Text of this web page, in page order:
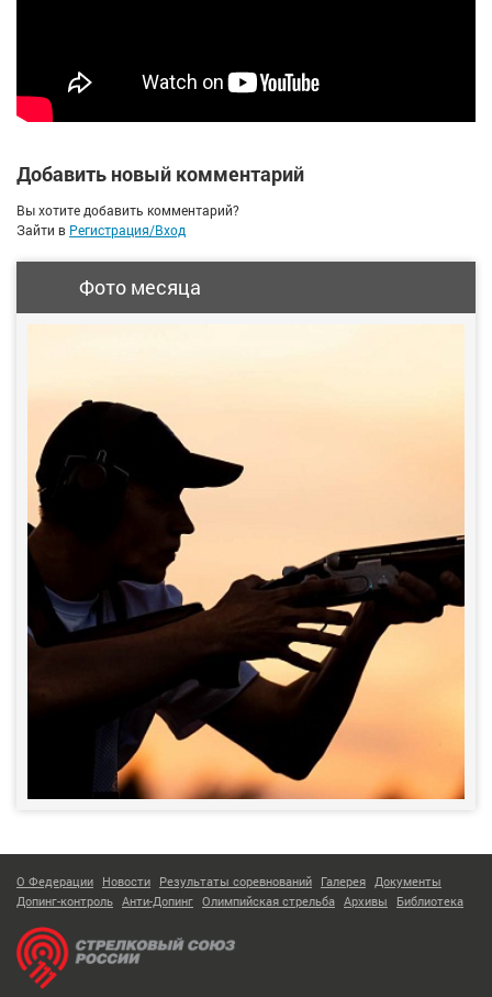
Добавить новый комментарий
Вы хотите добавить комментарий?
Зайти в Регистрация/Вход
Фото месяца
О Федерации Новости Результаты соревнований Галерея Документы
Допинг-контроль Анти-Допинг Олимпийская стрельба Архивы Библиотека